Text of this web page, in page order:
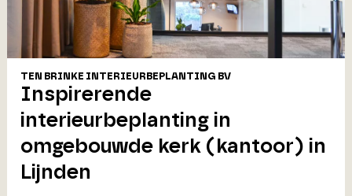
TEN BRINKE INTERIEURBEPLANTING BV
Inspirerende
interieurbeplanting in
omgebouwde kerk (kantoor) in
Lijnden